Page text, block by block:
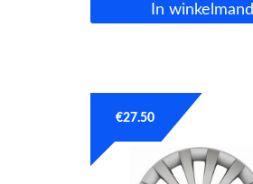
In winkelmand
€27.50